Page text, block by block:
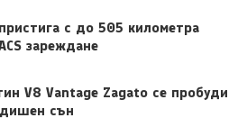
с до 505 километра
зареждане
V8 Vantage Zagato се пробуди
сън